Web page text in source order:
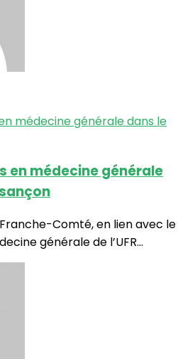
en médecine générale
Comté, en lien avec le
générale de l’UFR...